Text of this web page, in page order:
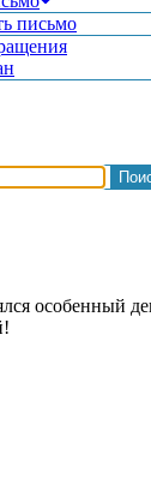
письмо
особенный